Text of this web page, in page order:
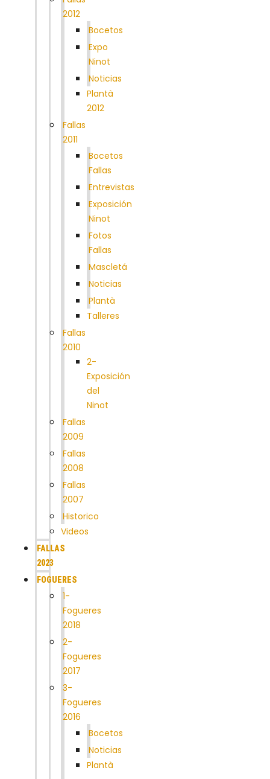
2012
Bocetos
Expo
Ninot
Noticias
Plantà
2012
Fallas
2011
Bocetos
Fallas
Entrevistas
Exposición
Ninot
Fotos
Fallas
Mascletá
Noticias
Plantà
Talleres
Fallas
2010
2-
Exposición
del
Ninot
Fallas
2009
Fallas
2008
Fallas
2007
Historico
Videos
FALLAS
2023
FOGUERES
1-
Fogueres
2018
2-
Fogueres
2017
3-
Fogueres
2016
Bocetos
Noticias
Plantà